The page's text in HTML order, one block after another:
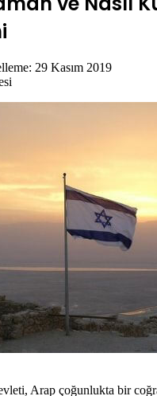
29 Kasım 2019
Arap çoğunlukta bir